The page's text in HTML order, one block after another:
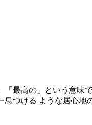
「最高の」という意味
つける ような居心地